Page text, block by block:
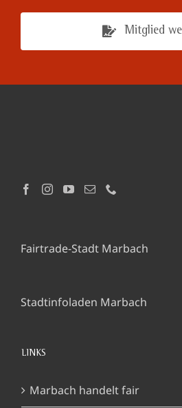
Mitglied
Fairtrade-Stadt Marbach
Stadtinfoladen Marbach
LINKS
Marbach handelt fair